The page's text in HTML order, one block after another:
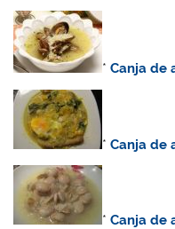
*Canja de
*Canja de
*Canja de